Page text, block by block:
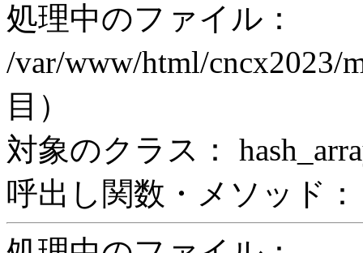
処理中のファイル：
/var/www/html/cncx2023/
目）
対象のクラス：
呼出し関数・メソッド：